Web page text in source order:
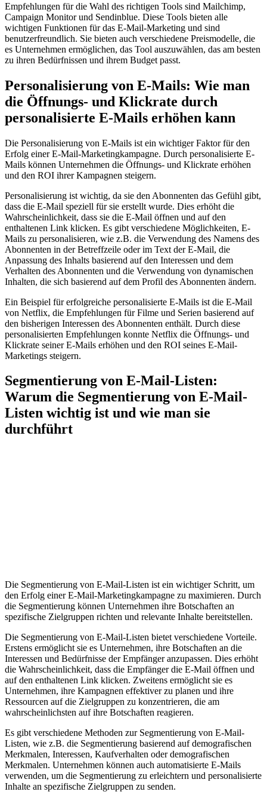
Empfehlungen für die Wahl des richtigen Tools sind Mailchimp,
Campaign Monitor und Sendinblue. Diese Tools bieten alle
wichtigen Funktionen für das E-Mail-Marketing und sind
benutzerfreundlich. Sie bieten auch verschiedene Preismodelle, die
es Unternehmen ermöglichen, das Tool auszuwählen, das am besten
zu ihren Bedürfnissen und ihrem Budget passt.
Personalisierung von E-Mails: Wie man
die Öffnungs- und Klickrate durch
personalisierte E-Mails erhöhen kann
Die Personalisierung von E-Mails ist ein wichtiger Faktor für den
Erfolg einer E-Mail-Marketingkampagne. Durch personalisierte E-
Mails können Unternehmen die Öffnungs- und Klickrate erhöhen
und den ROI ihrer Kampagnen steigern.
Personalisierung ist wichtig, da sie den Abonnenten das Gefühl gibt,
dass die E-Mail speziell für sie erstellt wurde. Dies erhöht die
Wahrscheinlichkeit, dass sie die E-Mail öffnen und auf den
enthaltenen Link klicken. Es gibt verschiedene Möglichkeiten, E-
Mails zu personalisieren, wie z.B. die Verwendung des Namens des
Abonnenten in der Betreffzeile oder im Text der E-Mail, die
Anpassung des Inhalts basierend auf den Interessen und dem
Verhalten des Abonnenten und die Verwendung von dynamischen
Inhalten, die sich basierend auf dem Profil des Abonnenten ändern.
Ein Beispiel für erfolgreiche personalisierte E-Mails ist die E-Mail
von Netflix, die Empfehlungen für Filme und Serien basierend auf
den bisherigen Interessen des Abonnenten enthält. Durch diese
personalisierten Empfehlungen konnte Netflix die Öffnungs- und
Klickrate seiner E-Mails erhöhen und den ROI seines E-Mail-
Marketings steigern.
Segmentierung von E-Mail-Listen:
Warum die Segmentierung von E-Mail-
Listen wichtig ist und wie man sie
durchführt
Die Segmentierung von E-Mail-Listen ist ein wichtiger Schritt, um
den Erfolg einer E-Mail-Marketingkampagne zu maximieren. Durch
die Segmentierung können Unternehmen ihre Botschaften an
spezifische Zielgruppen richten und relevante Inhalte bereitstellen.
Die Segmentierung von E-Mail-Listen bietet verschiedene Vorteile.
Erstens ermöglicht sie es Unternehmen, ihre Botschaften an die
Interessen und Bedürfnisse der Empfänger anzupassen. Dies erhöht
die Wahrscheinlichkeit, dass die Empfänger die E-Mail öffnen und
auf den enthaltenen Link klicken. Zweitens ermöglicht sie es
Unternehmen, ihre Kampagnen effektiver zu planen und ihre
Ressourcen auf die Zielgruppen zu konzentrieren, die am
wahrscheinlichsten auf ihre Botschaften reagieren.
Es gibt verschiedene Methoden zur Segmentierung von E-Mail-
Listen, wie z.B. die Segmentierung basierend auf demografischen
Merkmalen, Interessen, Kaufverhalten oder demografischen
Merkmalen. Unternehmen können auch automatisierte E-Mails
verwenden, um die Segmentierung zu erleichtern und personalisierte
Inhalte an spezifische Zielgruppen zu senden.